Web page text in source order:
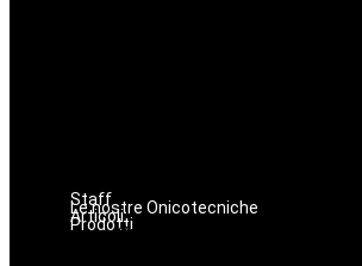
Staff
Le nostre Onicotecniche
Articoli
ProdottiOniconails